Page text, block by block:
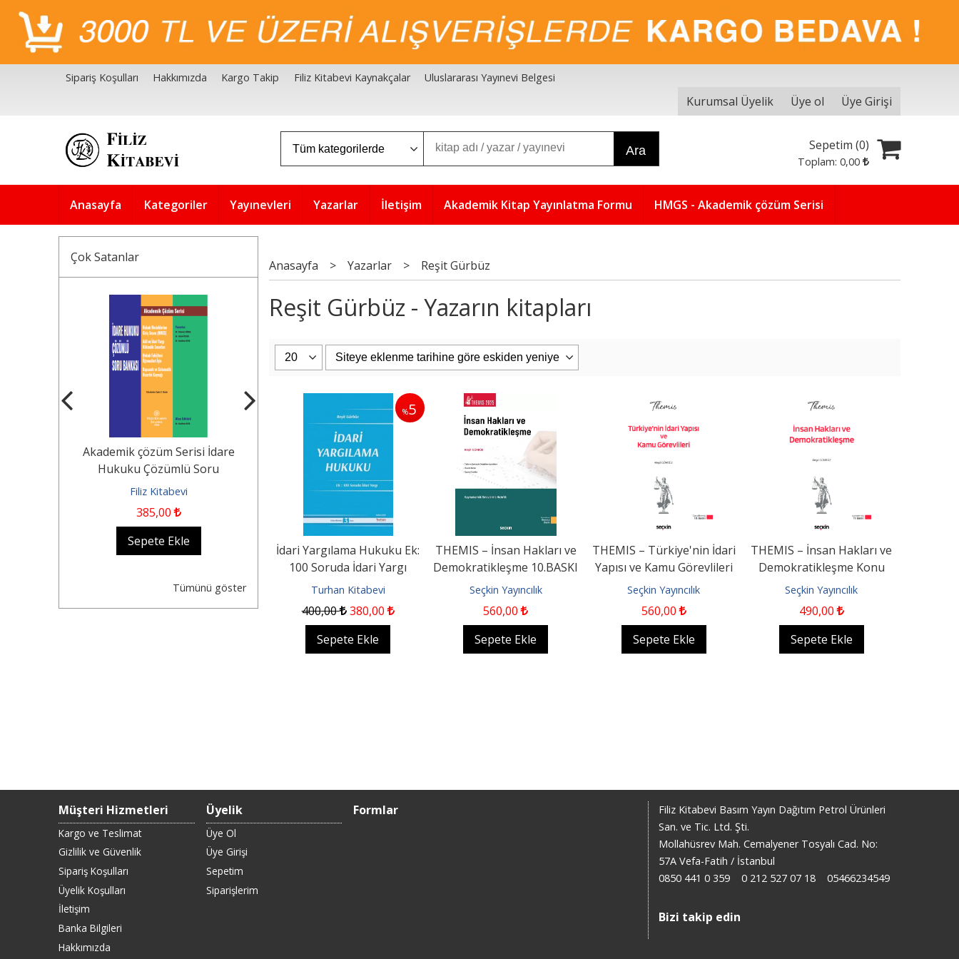
Sipariş Koşulları Hakkımızda Kargo Takip Filiz Kitabevi Kaynakçalar Uluslararası Yayınevi Belgesi
Kurumsal Üyelik Üye ol Üye Girişi
Ara Sepetim (0)
Toplam:0,00
Anasayfa Kategoriler Yayınevleri Yazarlar İletişim Akademik Kitap Yayınlatma Formu HMGS - Akademik çözüm Serisi
Çok Satanlar
Akademik çözüm Serisi İdare
Hukuku Çözümlü Soru
Bankası Hukuk...
Filiz Kitabevi
385,00
Sepete Ekle
%5
KOCAYUSUFPAŞAOĞLU/HATEMİ/SEROZAN/ARPACI
Borçlar Hukuku Genel Bölüm...
Filiz Kitabevi
1.250,00 1.187
,50
Sepete Ekle
% 5
Eşya Hukuku 26. Baskı
Filiz Kitabevi
Sepete Ekle
Türk Hukuk Tarihi
Beta Basım Yayın
,50 664,53
Sepete Ekle
2026 Tarihli Planlı...
Seçkin Yayıncılık
990,00
Tümünü göster
Anasayfa > Yazarlar > Reşit Gürbüz
Reşit Gürbüz - Yazarın kitapları
%5
İdari Yargılama Hukuku Ek:
100 Soruda İdari Yargı
Turhan Kitabevi
400,00 380,00
Sepete Ekle
THEMIS – İnsan Hakları ve
Demokratikleşme 10.BASKI
Seçkin Yayıncılık
560,00
Sepete Ekle
THEMIS – Türkiye'nin İdari
Yapısı ve Kamu Görevlileri
Konu Kitabı
Seçkin Yayıncılık
560,00
Sepete Ekle
THEMIS – İnsan Hakları ve
Demokratikleşme Konu
Kitabı
Seçkin Yayıncılık
490,00
Sepete Ekle
Müşteri Hizmetleri
Kargo ve Teslimat
Gizlilik ve Güvenlik
Sipariş Koşulları
Üyelik Koşulları
İletişim
Banka Bilgileri
Hakkımızda
Üyelik
Üye Ol
Üye Girişi
Sepetim
Siparişlerim
Formlar
Filiz Kitabevi Basım Yayın Dağıtım Petrol Ürünleri
San. ve Tic. Ltd. Şti.
Mollahüsrev Mah. Cemalyener Tosyalı Cad. No:
57A Vefa-Fatih / İstanbul
0850 441 0 359
0 212 527 07 18 05466234549
Bizi takip edin